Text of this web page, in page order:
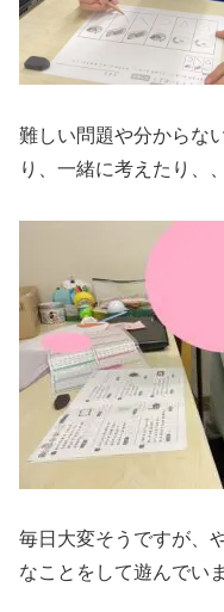
難しい問題や分からな
り、一緒に考えたり、、
毎日大変そうですが、
なことをして遊んでい